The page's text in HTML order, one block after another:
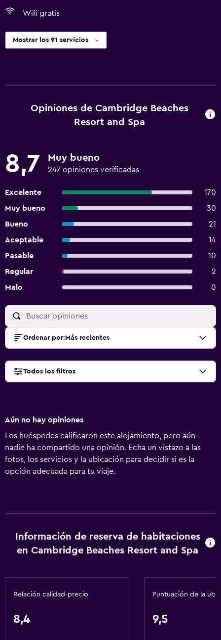
Wifi gratis
Mostrar los 91 servicios
Opiniones de Cambridge Beaches
Resort and Spa
8,7 Muy bueno
247 opiniones verificadas
Excelente
170
Muy bueno
30
Bueno
21
Aceptable
14
Pasable
10
Regular
2
Malo
0
Ordenar por: Más recientes
Todos los filtros
Aún no hay opiniones
Los huéspedes calificaron este alojamiento, pero aún
nadie ha compartido una opinión. Echa un vistazo a las
fotos, los servicios y la ubicación para decidir si es la
opción adecuada para tu viaje.
Información de reserva de habitaciones
en Cambridge Beaches Resort and Spa
Relación calidad-precio
8,4
Puntuación de la
9,5